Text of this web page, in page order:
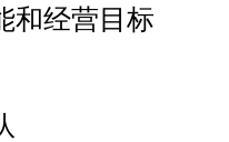
经营目标